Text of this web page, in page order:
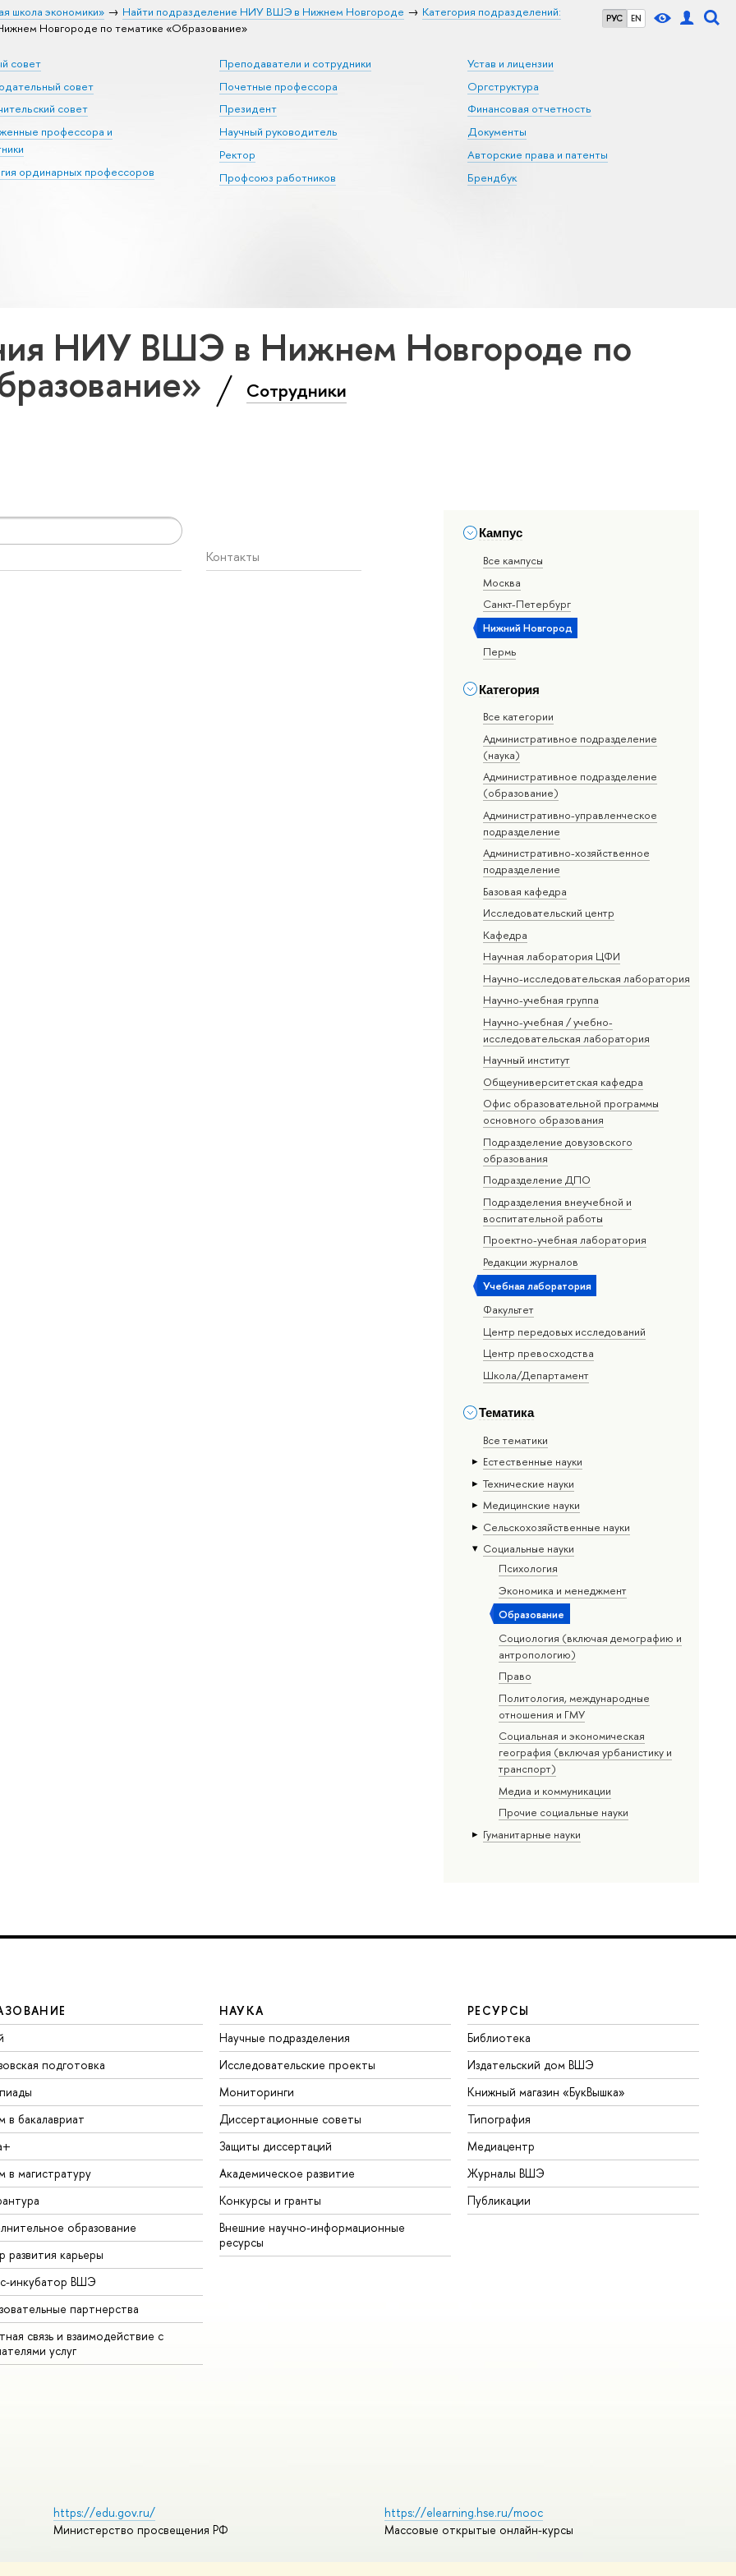
РУС EN
школа экономики» Найти подразделение НИУ ВШЭ в Нижнем Новгороде
Категория подразделений:
Новгороде по тематике «Образование»
совет
совет
совет
профессора и
ординарных профессоров
Преподаватели и сотрудники
Почетные профессора
Президент
Научный руководитель
Ректор
Профсоюз работников
Устав и лицензии
Оргструктура
Финансовая отчетность
Документы
Авторские права и патенты
Брендбук
НИУ ВШЭ в Нижнем Новгороде по
Сотрудники
Кампус
Все кампусы
Москва
Санкт-Петербург
Нижний Новгород
Пермь
Категория
Все категории
Административное подразделение
(наука)
Административное подразделение
(образование)
Административно-управленческое
подразделение
Административно-хозяйственное
подразделение
Базовая кафедра
Исследовательский центр
Кафедра
Научная лаборатория ЦФИ
Научно-исследовательская лаборатория
Научно-учебная группа
Научно-учебная / учебно-
исследовательская лаборатория
Научный институт
Общеуниверситетская кафедра
Офис образовательной программы
основного образования
Подразделение довузовского
образования
Подразделение ДПО
Подразделения внеучебной и
воспитательной работы
Проектно-учебная лаборатория
Редакции журналов
Учебная лаборатория
Факультет
Центр передовых исследований
Центр превосходства
Школа/Департамент
Тематика
Все тематики
Естественные науки
Тех­ничес­кие науки
Медицинские науки
Сельскохозяйственные науки
Социальные науки
Психология
Экономика и менеджмент
Образование
Социология (включая демографию и
антропологию)
Право
Политология, международные
отношения и ГМУ
Социальная и экономическая
география (включая урбанистику и
транспорт)
Медиа и коммуникации
Прочие социальные науки
Гуманитарные науки
Контакты
подготовка
в бакалавриат
в магистратуру
образование
развития карьеры
инкубатор ВШЭ
партнерства
связь и взаимодействие с
услуг
НАУКА
Научные подразделения
Исследовательские проекты
Мониторинги
Диссертационные советы
Защиты диссертаций
Академическое развитие
Конкурсы и гранты
Внешние научно-информационные
ресурсы
РЕСУРСЫ
Библиотека
Издательский дом ВШЭ
Книжный магазин «БукВышка»
Типография
Медиацентр
Журналы ВШЭ
Публикации
https://edu.gov.ru/
Министерство просвещения РФ
https://elearning.hse.ru/mooc
Массовые открытые онлайн-курсы